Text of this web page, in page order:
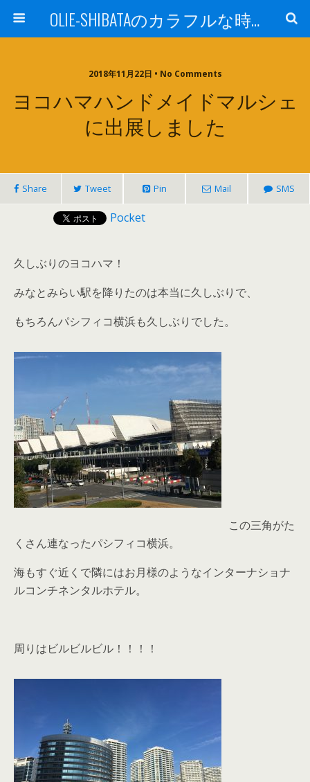
OLIE-SHIBATAのカラフルな時間
2018年11月22日 • No Comments
ヨコハマハンドメイドマルシェ
に出展しました
Share Tweet Pin Mail SMS
Pocket
久しぶりのヨコハマ！
みなとみらい駅を降りたのは本当に久しぶりで、
もちろんパシフィコ横浜も久しぶりでした。
この三角がた
くさん連なったパシフィコ横浜。
海もすぐ近くで隣にはお月様のようなインターナショナ
ルコンチネンタルホテル。
周りはビルビルビル！！！！